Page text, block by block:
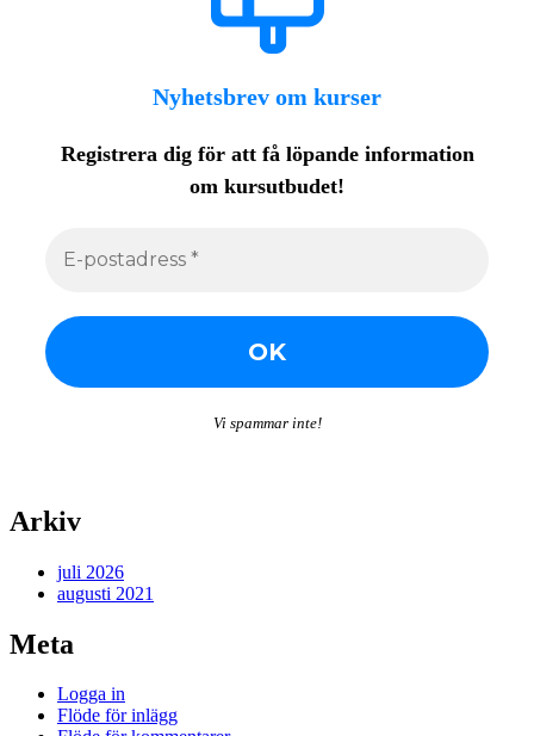
Nyhetsbrev om kurser
Registrera dig för att få löpande information
om kursutbudet!
Vi spammar inte!
Arkiv
juli 2026
augusti 2021
Meta
Logga in
Flöde för inlägg